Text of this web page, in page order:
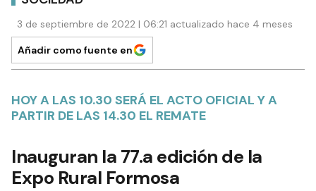
3 de septiembre de 2022 | 06:21 actualizado hace 4 meses
Añadir como fuente en
HOY A LAS 10.30 SERÁ EL ACTO OFICIAL Y A
PARTIR DE LAS 14.30 EL REMATE
Inauguran la 77.a edición de la
Expo Rural Formosa